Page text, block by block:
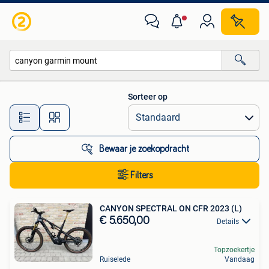
Alle afstanden…
Sorteer op
Bewaar je zoekopdracht
Filters
CANYON SPECTRAL ON CFR 2023 (L)
€ 5.650,00 Details
Ruiselede
Topzoekertje
Vandaag